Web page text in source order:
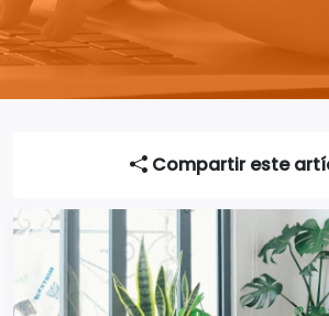
Compartir este